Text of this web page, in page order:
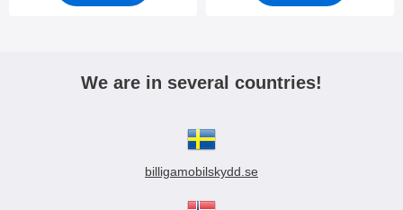
We are in several countries!
billigamobilskydd.se